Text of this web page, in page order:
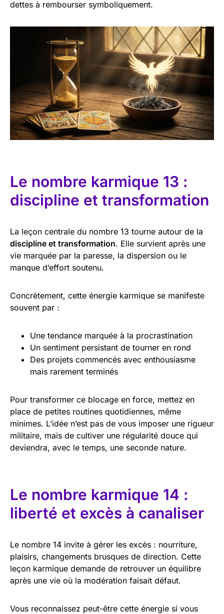
dettes à rembourser symboliquement.
Le nombre karmique 13 :
discipline et transformation
La leçon centrale du nombre 13 tourne autour de la
discipline et transformation. Elle survient après une
vie marquée par la paresse, la dispersion ou le
manque d’effort soutenu.
Concrètement, cette énergie karmique se manifeste
souvent par :
Une tendance marquée à la procrastination
Un sentiment persistant de tourner en rond
Des projets commencés avec enthousiasme
mais rarement terminés
Pour transformer ce blocage en force, mettez en
place de petites routines quotidiennes, même
minimes. L’idée n’est pas de vous imposer une rigueur
militaire, mais de cultiver une régularité douce qui
deviendra, avec le temps, une seconde nature.
Le nombre karmique 14 :
liberté et excès à canaliser
Le nombre 14 invite à gérer les excès : nourriture,
plaisirs, changements brusques de direction. Cette
leçon karmique demande de retrouver un équilibre
après une vie où la modération faisait défaut.
Vous reconnaissez peut-être cette énergie si vous